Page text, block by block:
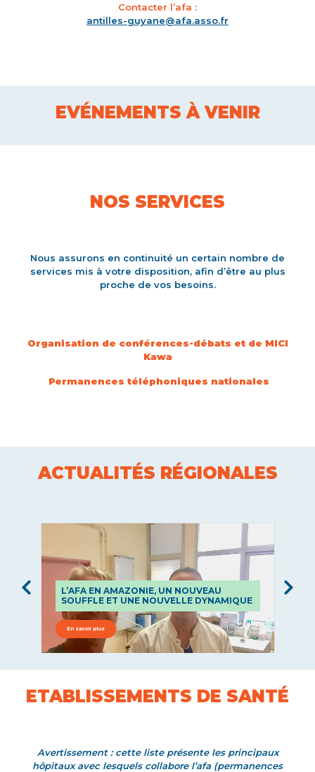
Contacter l’afa :
antilles-guyane@afa.asso.fr
EVÉNEMENTS À VENIR
NOS SERVICES
Nous assurons en continuité un certain nombre de
services mis à votre disposition, afin d’être au plus
proche de vos besoins.
Organisation de conférences-débats et de MICI
Kawa
Permanences téléphoniques nationales
ACTUALITÉS RÉGIONALES
L’AFA EN AMAZONIE, UN NOUVEAU
SOUFFLE ET UNE NOUVELLE DYNAMIQUE
En savoir plus
ETABLISSEMENTS DE SANTÉ
Avertissement : cette liste présente les principaux
hôpitaux avec lesquels collabore l’afa (permanences